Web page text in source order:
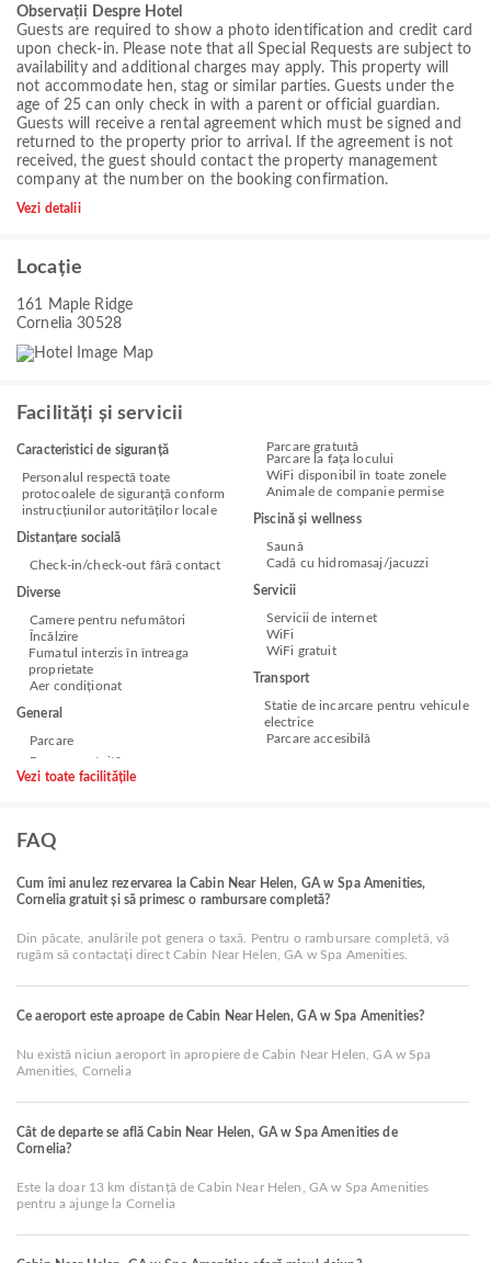
Observații Despre Hotel
Guests are required to show a photo identification and credit card
upon check-in. Please note that all Special Requests are subject to
availability and additional charges may apply. This property will
not accommodate hen, stag or similar parties. Guests under the
age of 25 can only check in with a parent or official guardian.
Guests will receive a rental agreement which must be signed and
returned to the property prior to arrival. If the agreement is not
received, the guest should contact the property management
company at the number on the booking confirmation.
Vezi detalii
Locație
161 Maple Ridge
Cornelia 30528
Facilități și servicii
Caracteristici de siguranță
Personalul respectă toate
protocoalele de siguranță conform
instrucțiunilor autorităților locale
Distanțare socială
Check-in/check-out fără contact
Diverse
Camere pentru nefumători
Încălzire
Fumatul interzis în întreaga
proprietate
Aer condiționat
General
Parcare
Parcare gratuită
Parcare la fața locului
WiFi disponibil în toate zonele
Animale de companie permise
Piscină și wellness
Saună
Cadă cu hidromasaj/jacuzzi
Servicii
Servicii de internet
WiFi
WiFi gratuit
Transport
Statie de incarcare pentru vehicule
electrice
Parcare accesibilă
Vezi toate facilitățile
FAQ
Cum îmi anulez rezervarea la Cabin Near Helen, GA w Spa Amenities,
Cornelia gratuit și să primesc o rambursare completă?
Din păcate, anulările pot genera o taxă. Pentru o rambursare completă, vă
rugăm să contactați direct Cabin Near Helen, GA w Spa Amenities.
Ce aeroport este aproape de Cabin Near Helen, GA w Spa Amenities?
Nu există niciun aeroport în apropiere de Cabin Near Helen, GA w Spa
Amenities, Cornelia
Cât de departe se află Cabin Near Helen, GA w Spa Amenities de
Cornelia?
Este la doar 13 km distanță de Cabin Near Helen, GA w Spa Amenities
pentru a ajunge la Cornelia